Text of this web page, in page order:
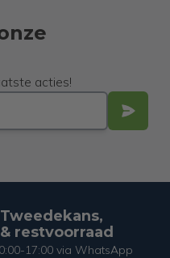
acties!
restvoorraad
17:00 via WhatsApp